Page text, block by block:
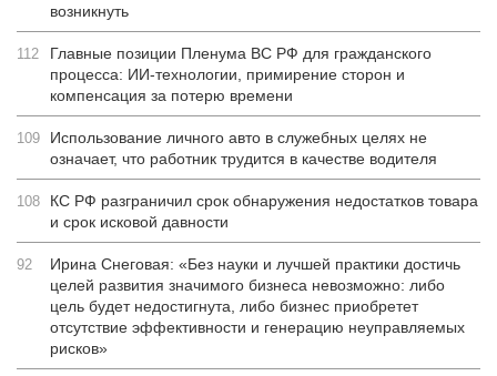
возникнуть
112
Главные позиции Пленума ВС РФ для гражданского
процесса: ИИ-технологии, примирение сторон и
компенсация за потерю времени
109
Использование личного авто в служебных целях не
означает, что работник трудится в качестве водителя
108
КС РФ разграничил срок обнаружения недостатков товара
и срок исковой давности
92
Ирина Снеговая: «Без науки и лучшей практики достичь
целей развития значимого бизнеса невозможно: либо
цель будет недостигнута, либо бизнес приобретет
отсутствие эффективности и генерацию неуправляемых
рисков»